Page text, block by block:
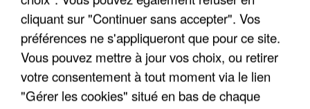
"ON N'EST PAS DES PARENTS
PARFAITS"
cliquant sur "Continuer sans accepter". Vos
préférences ne s'appliqueront que pour ce site.
Vous pouvez mettre à jour vos choix, ou retirer
votre consentement à tout moment via le lien
"Gérer les cookies" situé en bas de chaque